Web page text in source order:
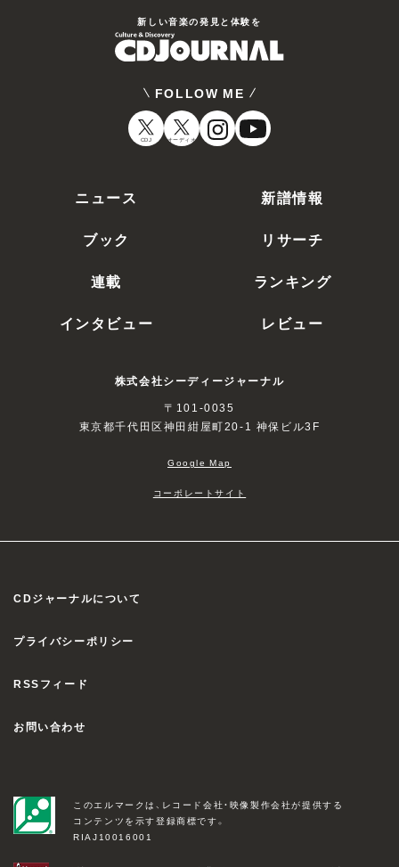
新しい⾳楽の発⾒と体験を
FOLLOW ME
CDJ オーディオ
ニュース
新譜情報
ブック
リサーチ
連載
ランキング
インタビュー
レビュー
株式会社シーディージャーナル
〒101-0035
東京都千代田区神田紺屋町20-1 神保ビル3F
Google Map
コーポレートサイト
CDジャーナルについて
プライバシーポリシー
RSSフィード
お問い合わせ
このエルマークは、レコード会社・映像製作会社が提供する
コンテンツを示す登録商標です。
RIAJ10016001